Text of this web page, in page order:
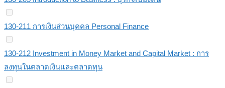
130-211 การเงินส่วนบุคคล Personal Finance
130-212 Investment in Money Market and Capital Market : การ
ลงทุนในตลาดเงินและตลาดทุน